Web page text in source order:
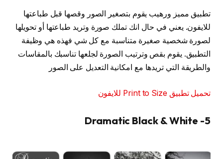
تطبيق مميز ورهيب يقوم بتصغير الصور وقصها قبل طباعتها
للايفون. يعني في حال انك تملك صورة وتريد طباعتها أو تحويلها
لصورة شخصية صغيرة متناسبة مع كل شي فهذه هي وظيفة
التطبيق. يقوم بقص وترتيب الصورة لجلعها تناسبك بالمقاسات
والطريقة التي تريدها مع امكانية التعديل على الصور
تحميل تطبيق Print to Size للايفون
5- Dramatic Black & White